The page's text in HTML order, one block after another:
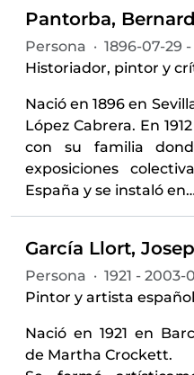
Persona · 1896-07-29
Historiador, pintor y
Nació en 1896 en
López Cabrera. En
con su familia
exposiciones
España y se instaló en
Persona · 1921 - 2003-
Pintor y artista
Nació en 1921 en
de Martha Crockett.